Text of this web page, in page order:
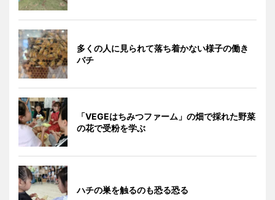
多くの人に見られて落ち着かない様子の働き
バチ
「VEGEはちみつファーム」の畑で採れた野菜
の花で受粉を学ぶ
ハチの巣を触るのも恐る恐る